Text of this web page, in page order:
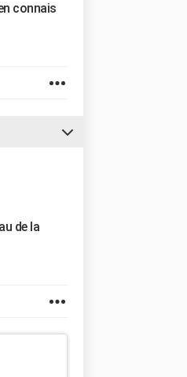
connais
de la